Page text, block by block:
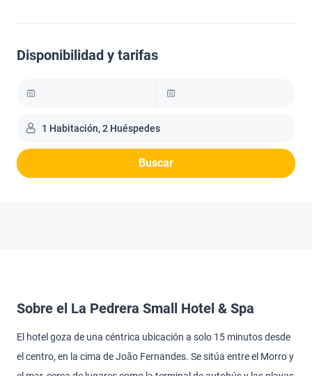
Disponibilidad y tarifas
1 Habitación, 2 Huéspedes
Buscar
Sobre el La Pedrera Small Hotel & Spa
El hotel goza de una céntrica ubicación a solo 15 minutos desde
el centro, en la cima de João Fernandes. Se sitúa entre el Morro y